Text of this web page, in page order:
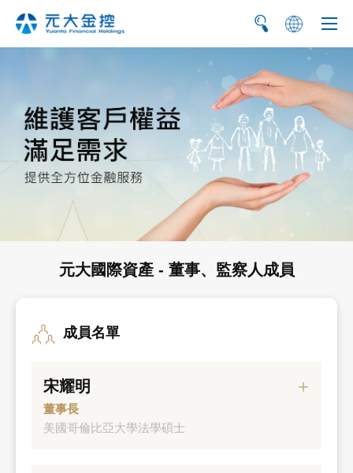
简 EN
元大國際資產 - 董事、監察人成員
成員名單
宋耀明
董事長
美國哥倫比亞大學法學碩士